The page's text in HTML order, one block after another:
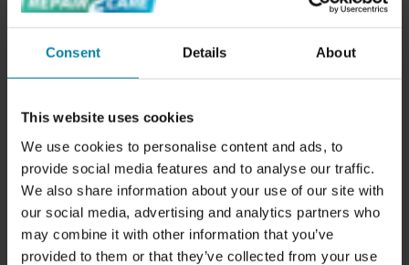
Consent Details About
This website uses cookies
We use cookies to personalise content and ads, to
provide social media features and to analyse our traffic.
We also share information about your use of our site with
our social media, advertising and analytics partners who
may combine it with other information that you’ve
provided to them or that they’ve collected from your use
LAGNING AV EN REVA ELLER ETT HÅL I
LÄDER
genom att utföraen standard reparation av läder
Att reparera en bils läderinredning har många fördelar, som
att förbättra bilens övergripande utseende och öka dess
andrahandsvärde. När vi till exempel reparerar ett hål i en
lädersits förstärker vi också materialet för att det ska
hålla så länge som möjligt.